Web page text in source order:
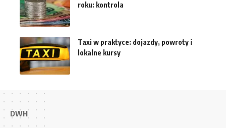
roku: kontrola
Taxi w praktyce: dojazdy, powroty i
lokalne kursy
DWH